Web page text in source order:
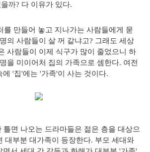
까? 다 이유가 있다.
를 만들어 놓고 지나가는 사람들에게 묻
의 사람들이 살 꺼 같냐고? 그래도 세상
사람들이 이제 식구가 많이 줄었으니 하
을 미이어처 집의 가족으로 셈한다. 여전
에 '집'에는 '가족'이 사는 것이다.
틀면 나오는 드라마들은 젊은 층을 대상으
대부분 대가족이 등장한다. 부모 세대와